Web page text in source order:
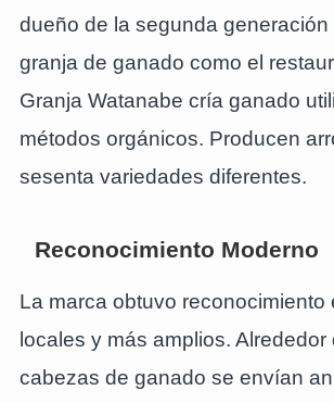
dueño de la segunda generación
granja de ganado como el
Granja Watanabe cría ganado
métodos orgánicos. Producen
sesenta variedades diferentes.
Reconocimiento Moderno
La marca obtuvo reconocimiento
locales y más amplios. Alrededor
cabezas de ganado se envían